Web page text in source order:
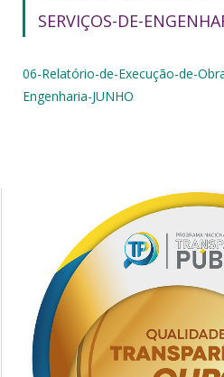
SERVIÇOS-DE-
06-Relatório-de-Execução-de-
Engenharia-JUNHO